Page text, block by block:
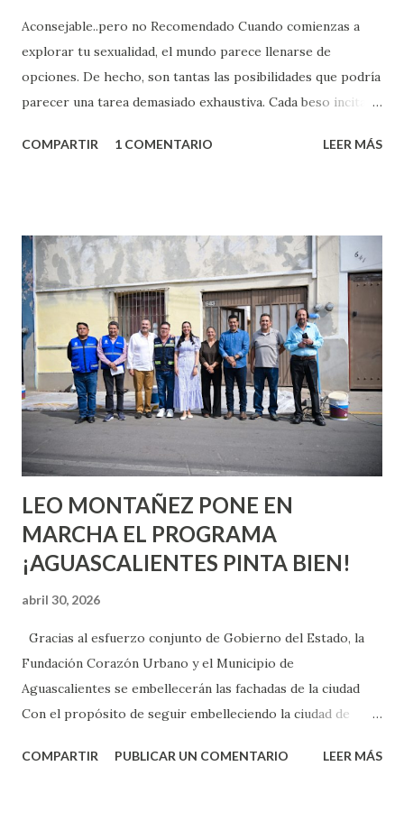
Aconsejable..pero no Recomendado Cuando comienzas a
explorar tu sexualidad, el mundo parece llenarse de
opciones. De hecho, son tantas las posibilidades que podría
parecer una tarea demasiado exhaustiva. Cada beso incita
partes de ti que jamás hubieras imaginado. El problema es
conoces ni la mitad de lo que deberías saber. Pero incluso
quienes ya han tenido relaciones sexuales no son expertos
o expertas en el tema. Siempre hay algo nuevo que
aprender y nuevas experiencias que conocer. Si eres una
chica y aún no has tenido relaciones sexuales, tal vez
pienses que el sexo será increíble y no puedas esperar para
experimentarlo, pero como cualquier persona con
experiencia te dirá, siempre es mejor cuando ambas partes
son suficientemen...
COMPARTIR 1 COMENTARIO LEER MÁS
LEO MONTAÑEZ PONE EN
MARCHA EL PROGRAMA
¡AGUASCALIENTES PINTA BIEN!
abril 30, 2026
Gracias al esfuerzo conjunto de Gobierno del Estado, la
Fundación Corazón Urbano y el Municipio de
Aguascalientes se embellecerán las fachadas de la ciudad
Con el propósito de seguir embelleciendo la ciudad de
municipal, Leo Montañez dio inicio al programa
COMPARTIR PUBLICAR UN COMENTARIO LEER MÁS